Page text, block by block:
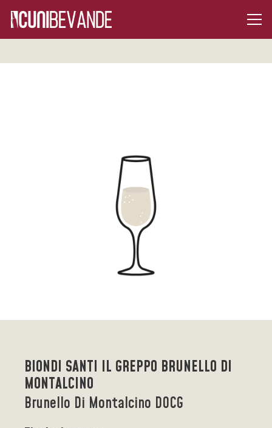
BIONDI SANTI IL GREPPO BRUNELLO DI
MONTALCINO
Brunello Di Montalcino DOCG